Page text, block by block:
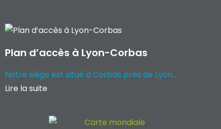
Plan d’accès à Lyon-Corbas
Notre siège est situé à Corbas près de Lyon...
Lire la suite